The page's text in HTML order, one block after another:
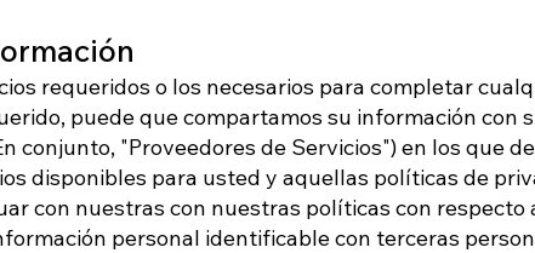
requeridos o los necesarios para completar
puede que compartamos su información con
conjunto, "Proveedores de Servicios") en los que
disponibles para usted y aquellas políticas de
con nuestras con nuestras políticas con respecto
personal identificable con terceras